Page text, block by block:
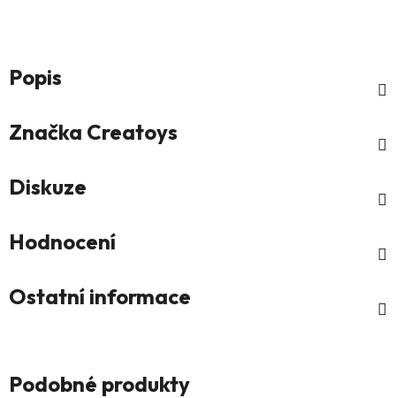
Popis
Značka Creatoys
Diskuze
Hodnocení
Ostatní informace
Podobné produkty